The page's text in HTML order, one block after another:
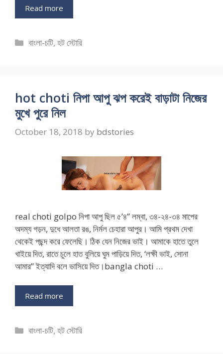
Read more
Categories
বাংলা-চটি,হট স্টোরি
hot choti নিপা আপু ঝপ করেই বাড়াটা নিজের
মুখে পুরে নিল
October 18, 2018 by bdstories
real choti golpo নিপা আপু ছিল ৫’৪” লম্বা, ৩৪-২৪-৩৪ মাপের
অদম্য গড়ন, দুধে আলতা রঙ, নির্মল চেহারা আপুর। আমি প্রথম দেখা
থেকেই পছন্দ করে ফেলেছি। ঠিক যেন নিজের ভাই। আমাকে হাতে তুলে
খাইয়ে দিত, রাতে চুলে হাত বুলিয়ে ঘুম পাড়িয়ে দিত, ‘লক্ষী ভাই, সোনা
আমার” ইত্যাদি বলে ভাসিয়ে দিত।bangla choti …
Read more
Categories
বাংলা-চটি,হট স্টোরি